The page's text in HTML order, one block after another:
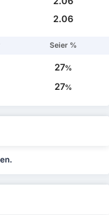
2.06
Seier %
27%
27%